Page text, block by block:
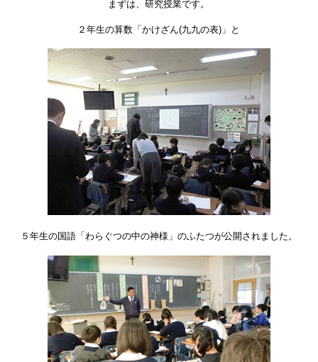
まずは、研究授業です。
２年生の算数「かけざん(九九の表)」と
５年生の国語「わらぐつの中の神様」のふたつが公開されました。